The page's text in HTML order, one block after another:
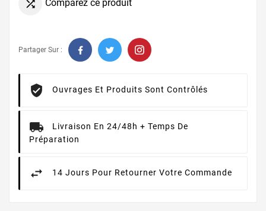
 Comparez ce produit
Partager Sur :
Ouvrages Et Produits Sont Contrôlés
Livraison En 24/48h + Temps De
Préparation
14 Jours Pour Retourner Votre Commande